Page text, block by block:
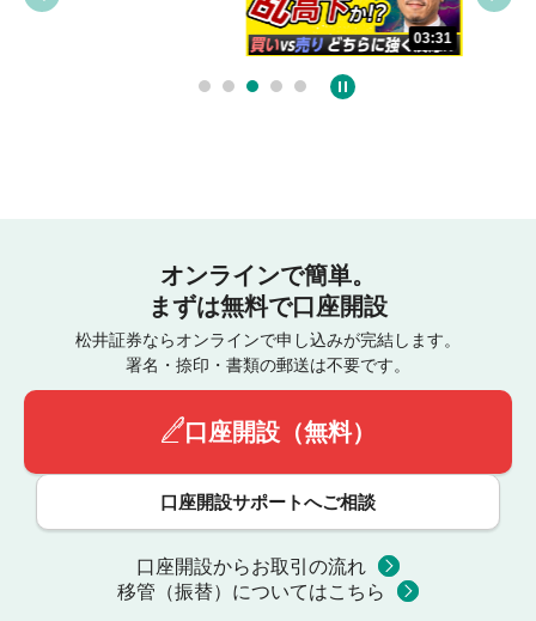
03:31
オンラインで簡単。
まずは無料で口座開設
松井証券ならオンラインで申し込みが完結します。
署名・捺印・書類の郵送は不要です。
口座開設（無料）
口座開設サポートへご相談
口座開設からお取引の流れ
移管（振替）についてはこちら